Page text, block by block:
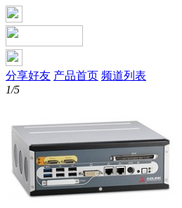
分享好友 产品首页 频道列表
1/5